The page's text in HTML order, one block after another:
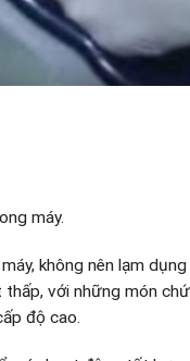
máy.
không nên lạm
với những món
độ cao.